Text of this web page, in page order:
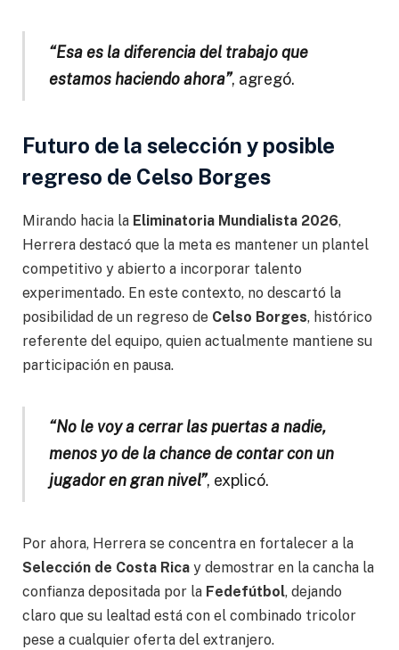
“Esa es la diferencia del trabajo que
estamos haciendo ahora”, agregó.
Futuro de la selección y posible
regreso de Celso Borges
Mirando hacia la Eliminatoria Mundialista 2026,
Herrera destacó que la meta es mantener un plantel
competitivo y abierto a incorporar talento
experimentado. En este contexto, no descartó la
posibilidad de un regreso de Celso Borges, histórico
referente del equipo, quien actualmente mantiene su
participación en pausa.
“No le voy a cerrar las puertas a nadie,
menos yo de la chance de contar con un
jugador en gran nivel”, explicó.
Por ahora, Herrera se concentra en fortalecer a la
Selección de Costa Rica y demostrar en la cancha la
confianza depositada por la Fedefútbol, dejando
claro que su lealtad está con el combinado tricolor
pese a cualquier oferta del extranjero.